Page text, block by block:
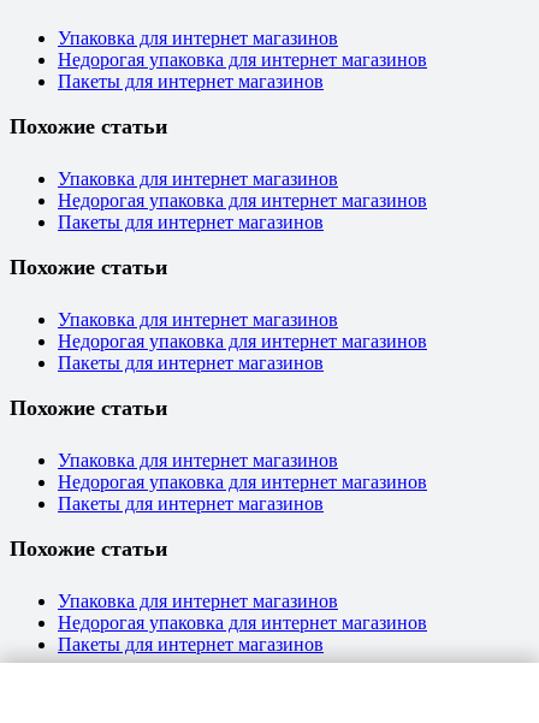
Упаковка для интернет магазинов
Недорогая упаковка для интернет магазинов
Пакеты для интернет магазинов
Похожие статьи
Упаковка для интернет магазинов
Недорогая упаковка для интернет магазинов
Пакеты для интернет магазинов
Похожие статьи
Упаковка для интернет магазинов
Недорогая упаковка для интернет магазинов
Пакеты для интернет магазинов
Похожие статьи
Упаковка для интернет магазинов
Недорогая упаковка для интернет магазинов
Пакеты для интернет магазинов
Похожие статьи
Упаковка для интернет магазинов
Недорогая упаковка для интернет магазинов
Пакеты для интернет магазинов